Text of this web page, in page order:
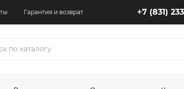
Гарантия и возврат +7 (831)